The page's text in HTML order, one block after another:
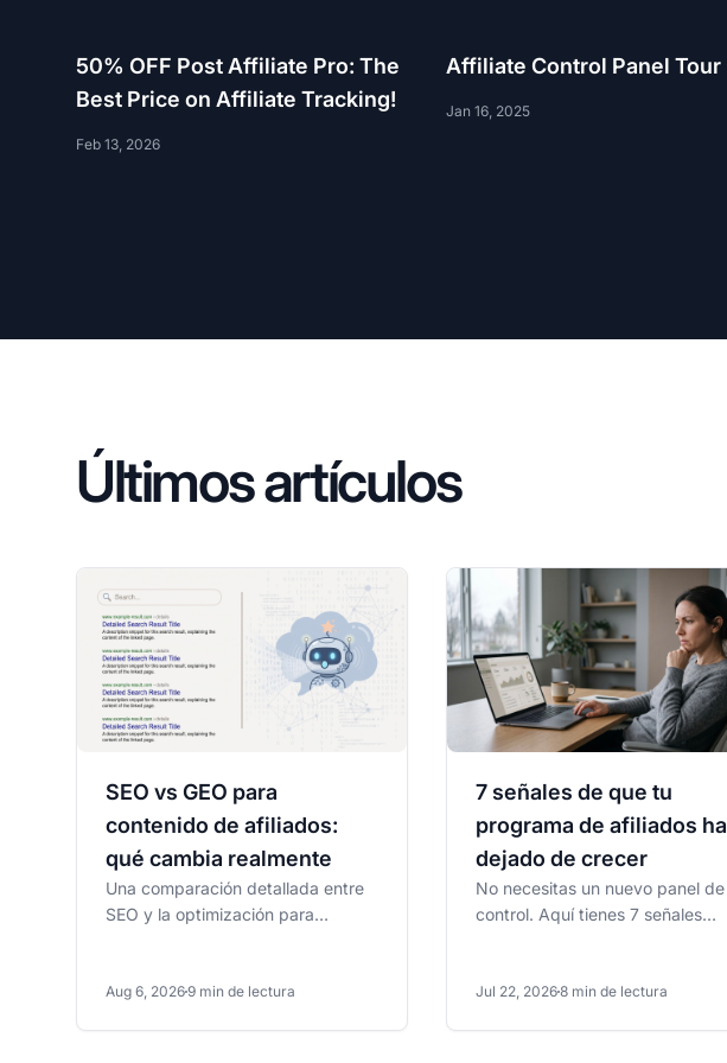
50% OFF Post Affiliate Pro: The
Best Price on Affiliate Tracking!
Feb 13, 2026
Affiliate Control Panel Tour
Jan 16, 2025
Últimos artículos
SEO vs GEO para
contenido de afiliados:
qué cambia realmente
Una comparación detallada entre
SEO y la optimización para
Aug 6, 20269 min de lectura
7 señales de que tu
programa de afiliados ha
dejado de crecer
No necesitas un nuevo panel de
control. Aquí tienes 7 señales
Jul 22, 20268 min de lectura